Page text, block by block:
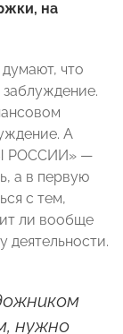
на
что
А
РОССИИ» —
а в первую
с тем,
ли вообще
деятельности.
нужно